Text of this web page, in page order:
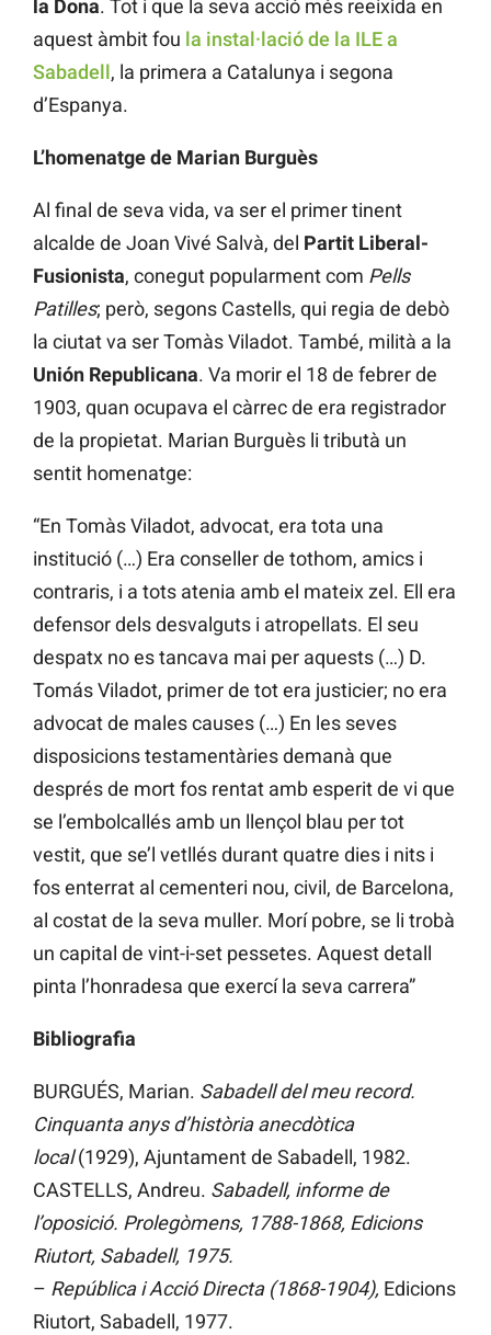
la Dona. Tot i que la seva acció més reeixida en
aquest àmbit fou la instal·lació de la ILE a
Sabadell, la primera a Catalunya i segona
d’Espanya.
L’homenatge de Marian Burguès
Al final de seva vida, va ser el primer tinent
alcalde de Joan Vivé Salvà, del Partit Liberal-
Fusionista, conegut popularment com Pells
Patilles; però, segons Castells, qui regia de debò
la ciutat va ser Tomàs Viladot. També, milità a la
Unión Republicana. Va morir el 18 de febrer de
1903, quan ocupava el càrrec de era registrador
de la propietat. Marian Burguès li tributà un
sentit homenatge:
“En Tomàs Viladot, advocat, era tota una
institució (…) Era conseller de tothom, amics i
contraris, i a tots atenia amb el mateix zel. Ell era
defensor dels desvalguts i atropellats. El seu
despatx no es tancava mai per aquests (…) D.
Tomás Viladot, primer de tot era justicier; no era
advocat de males causes (…) En les seves
disposicions testamentàries demanà que
després de mort fos rentat amb esperit de vi que
se l’embolcallés amb un llençol blau per tot
vestit, que se’l vetllés durant quatre dies i nits i
fos enterrat al cementeri nou, civil, de Barcelona,
al costat de la seva muller. Morí pobre, se li trobà
un capital de vint-i-set pessetes. Aquest detall
pinta l’honradesa que exercí la seva carrera”
Bibliografia
BURGUÉS, Marian. Sabadell del meu record.
Cinquanta anys d’història anecdòtica
local(1929), Ajuntament de Sabadell, 1982.
CASTELLS, Andreu. Sabadell, informe de
l’oposició. Prolegòmens, 1788-1868, Edicions
Riutort, Sabadell, 1975.
– República i Acció Directa (1868-1904), Edicions
Riutort, Sabadell, 1977.